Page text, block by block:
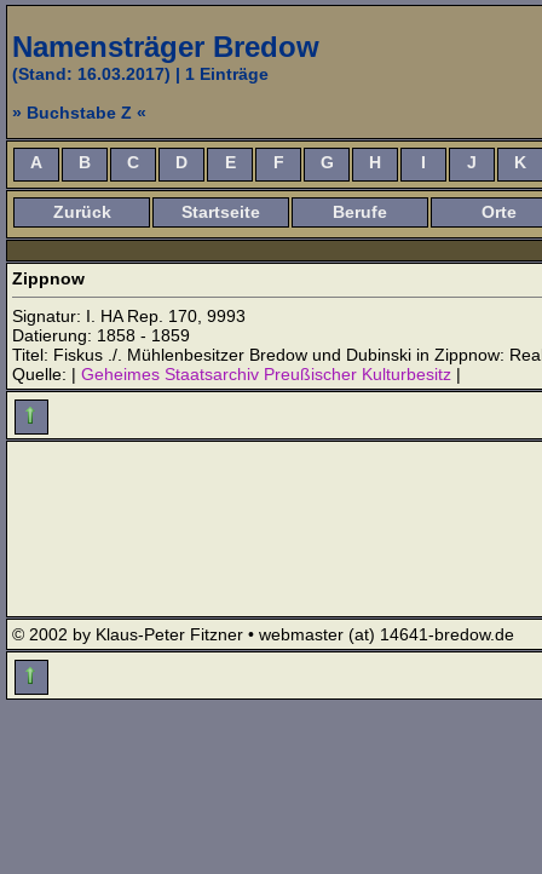
Namensträger Bredow
(Stand: 16.03.2017) | 1 Einträge
» Buchstabe Z «
A B C D E F G H I J K
Zurück Startseite Berufe Orte
Zippnow
Signatur: I. HA Rep. 170, 9993
Datierung: 1858 - 1859
Titel: Fiskus ./. Mühlenbesitzer Bredow und Dubinski in Zippnow:
Quelle: | Geheimes Staatsarchiv Preußischer Kulturbesitz |
© 2002 by Klaus-Peter Fitzner • webmaster (at) 14641-bredow.de